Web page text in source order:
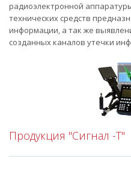
радиоэлектронной
технических средств
информации, а так же
созданных каналов утечки
Продукция "Сигнал -Т"